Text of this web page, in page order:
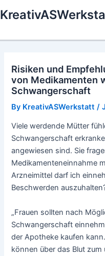
to
Risiken und
von Medikamenten
Schwangerschaft
By KreativASWerkstatt /
Viele werdende Mütter
Schwangerschaft
angewiesen sind. Sie
Medikamenteneinnahme
Arzneimittel darf ich
Beschwerden
„Frauen sollten nach
Schwangerschaft
der Apotheke kaufen
können über das Blut